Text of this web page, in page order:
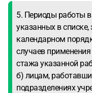
5. Периоды работы
указанных в
календарном
случаев
стажа указанной
б) лицам,
подразделениях